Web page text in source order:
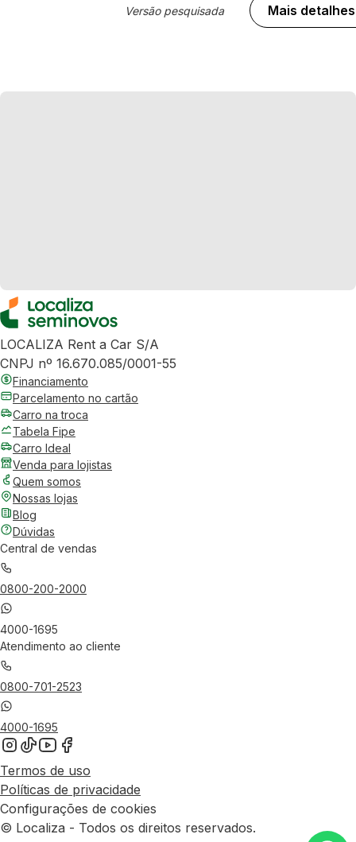
Versão pesquisada Mais detalhes
LOCALIZA Rent a Car S/A
CNPJ nº 16.670.085/0001-55
Financiamento
Parcelamento no cartão
Carro na troca
Tabela Fipe
Carro Ideal
Venda para lojistas
Quem somos
Nossas lojas
Blog
Dúvidas
Central de vendas
0800-200-2000
4000-1695
Atendimento ao cliente
0800-701-2523
4000-1695
Termos de uso
Políticas de privacidade
Configurações de cookies
© Localiza - Todos os direitos reservados.